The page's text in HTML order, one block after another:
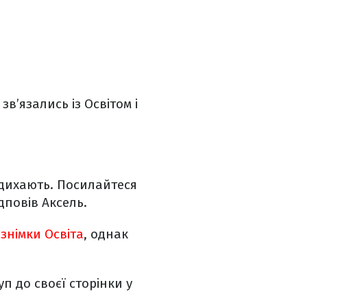
із Освітом і
Посилайтеся
Аксель.
Освіта, однак
до своєї сторінки у